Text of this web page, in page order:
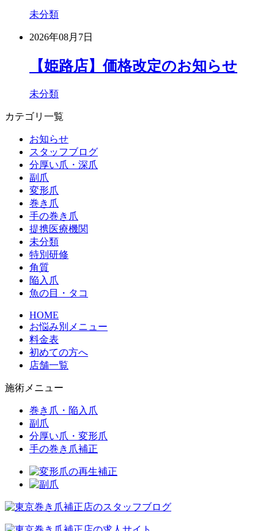
未分類
2026年08月7日
【姫路店】価格改定のお知らせ
未分類
カテゴリ一覧
お知らせ
スタッフブログ
分厚い爪・深爪
副爪
変形爪
巻き爪
手の巻き爪
提携医療機関
未分類
特別研修
角質
陥入爪
魚の目・タコ
HOME
お悩み別メニュー
料金表
初めての方へ
店舗一覧
施術メニュー
巻き爪・陥入爪
副爪
分厚い爪・変形爪
手の巻き爪補正